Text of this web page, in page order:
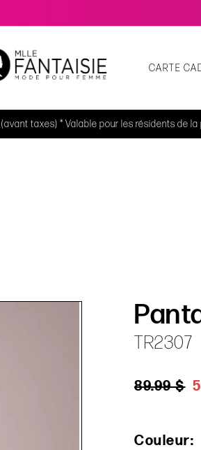
CARTE
taxes) * Valable pour les résidents de
TR2307
89.99 $
Couleur: